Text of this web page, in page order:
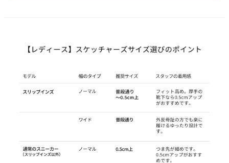
16
17 18 19 20 21
22
30
日 月 火 水 木 金
土
4
5
6
7 8 9 10 11
12
13
14 18
19